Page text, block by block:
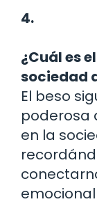
4.
¿Cuál es
sociedad
El beso
poderosa
en la